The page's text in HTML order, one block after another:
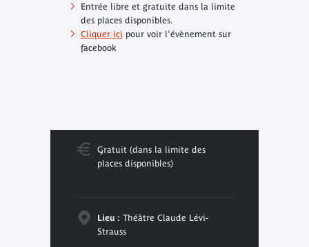
Entrée libre et gratuite dans la limite
des places disponibles.
Cliquer ici pour voir l'évènement sur
facebook
Gratuit (dans la limite des
places disponibles)
Lieu : Théâtre Claude Lévi-
Strauss